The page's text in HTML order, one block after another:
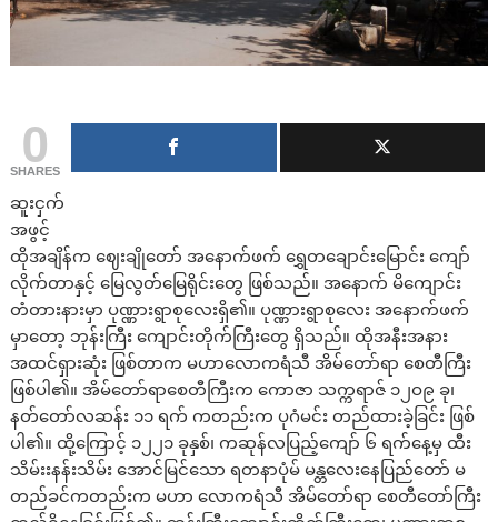
0
SHARES
ဆူးငှက်
အဖွင့်
ထိုအချိန်က ဈေးချိုတော် အနောက်ဖက် ရွှေတချောင်းမြောင်း ကျော်
လိုက်တာနှင့် မြေလွတ်မြေရိုင်းတွေ ဖြစ်သည်။ အနောက် မိကျောင်း
တံတားနားမှာ ပုဏ္ဏားရွာစုလေးရှိ၏။ ပုဏ္ဏားရွာစုလေး အနောက်ဖက်
မှာတော့ ဘုန်းကြီး ကျောင်းတိုက်ကြီးတွေ ရှိသည်။ ထိုအနီးအနား
အထင်ရှားဆုံး ဖြစ်တာက မဟာလောကရံသီ အိမ်တော်ရာ စေတီကြီး
ဖြစ်ပါ၏။ အိမ်တော်ရာစေတီကြီးက ကောဇာ သက္ကရာဇ် ၁၂ဝ၉ ခု၊
နတ်တော်လဆန်း ၁၁ ရက် ကတည်းက ပုဂံမင်း တည်ထားခဲ့ခြင်း ဖြစ်
ပါ၏။ ထို့ကြောင့် ၁၂၂၁ ခုနှစ်၊ ကဆုန်လပြည့်ကျော် ၆ ရက်နေ့မှ ထီး
သိမ်းးနန်းသိမ်း အောင်မြင်သော ရတနာပုံမ် မန္တလေးနေပြည်တော် မ
တည်ခင်ကတည်းက မဟာ လောကရံသီ အိမ်တော်ရာ စေတီတော်ကြီး